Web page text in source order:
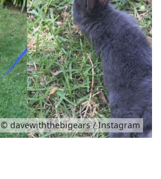
© davewiththebigears / Instagram